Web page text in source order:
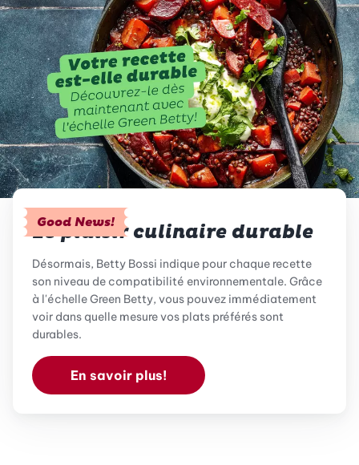
Good News!
Le plaisir culinaire durable
Désormais, Betty Bossi indique pour chaque recette
son niveau de compatibilité environnementale. Grâce
à l'échelle Green Betty, vous pouvez immédiatement
voir dans quelle mesure vos plats préférés sont
durables.
En savoir plus!